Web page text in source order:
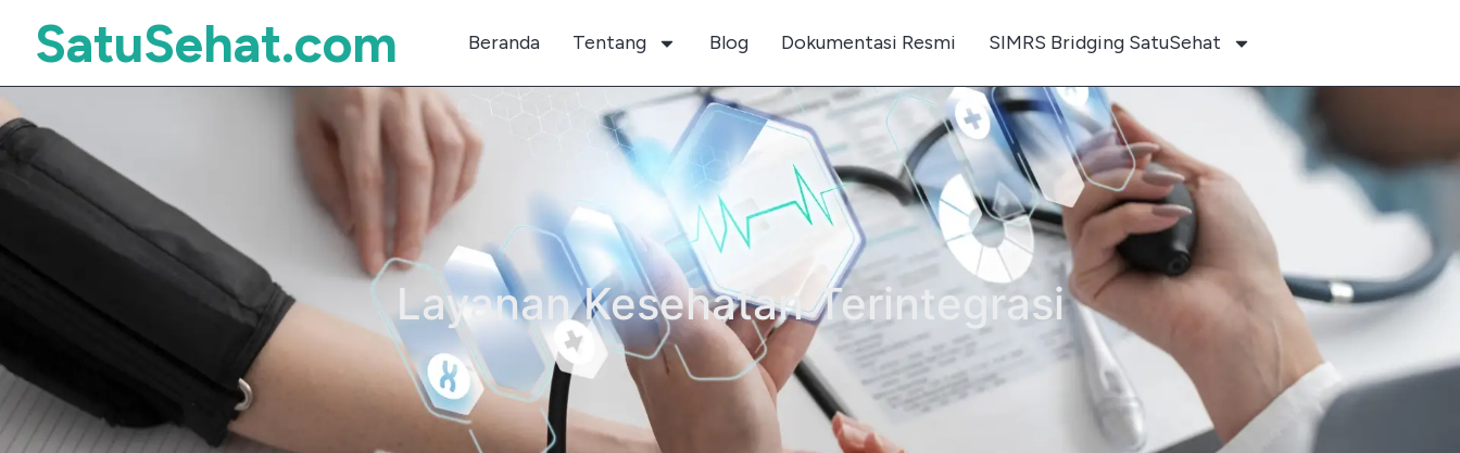
SatuSehat.com Beranda Tentang Blog Dokumentasi Resmi SIMRS Bridging SatuSehat
Layanan Kesehatan Terintegrasi